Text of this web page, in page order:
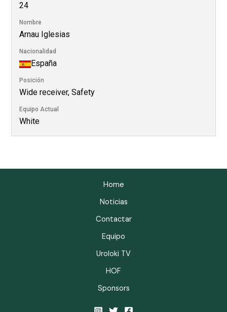
24
Nombre
Arnau Iglesias
Nacionalidad
España
Posición
Wide receiver, Safety
Equipo Actual
White
Home
Noticias
Contactar
Equipo
Uroloki TV
HOF
Sponsors